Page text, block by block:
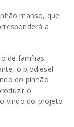
manso, que
a
de famílias
o biodiesel
do pinhão
o
vindo do projeto